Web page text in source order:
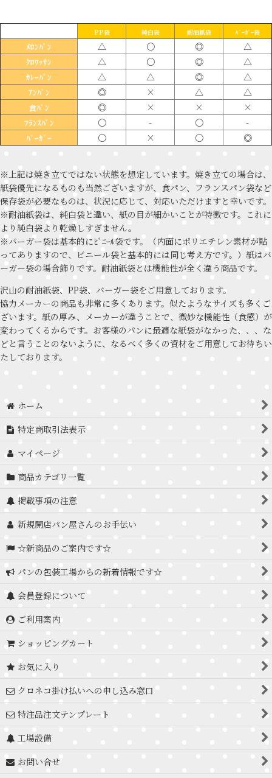
PP袋 純白袋 耐油紙袋 ﾊﾞｰｶﾞｰ袋
ﾒﾛﾝﾊﾟﾝ △ 〇 ◎ △
ｸﾛﾜｯｻﾝ △ 〇 ◎ △
ｶﾚｰﾊﾟﾝ △ △ ◎ △
ｱﾝﾊﾟﾝ ◎ × △ △
食ﾊﾟﾝ ◎ × × ×
ﾌﾗﾝｽﾊﾟﾝ 〇 - 〇 -
ﾊﾞｰｶﾞｰ 〇 × 〇 ◎
※上記は焼き立てではない状態を想定しています。焼き立ての場合は、
紙袋優先になるものも当然ございますが、食パン、フランスパン袋など
保存袋が必要なものは、状況に応じて、対応いただけますと幸いです。
※耐油紙袋は、純白袋と違い、紙の目が細かいことが特徴です。これに
より純白袋より乾燥しすぎません。
※バーガー袋は基本的にﾋﾞﾆｰﾙ袋です。（内面にポリエチレン素材が貼
ってありますので、ビニール袋と基本的には同じ考え方です。）紙はバ
ーガー袋の場合飾りです。耐油紙袋とは機能性が全く違う商品です。
沢山の耐油紙袋、PP袋、バーガー袋をご用意しております。
協力メーカーの商品も非常に多くあります。似たようなサイズも多くご
ざいます。紙の厚み、メーカーが違うことで、微妙な機能性（食感）が
変わってくるからです。お客様のパンに最適な紙袋がなかった、、、な
どと言うことのないように、なるべく多くの資材をご用意してお待ちい
たしております。
ホーム
特定商取引法表示
マイページ
商品カテゴリ一覧
掲載事項の注意
新規開店パン屋さんのお手伝い
☆新商品のご案内です☆
パンの包装工場からの新着情報です☆
会員登録について
ご利用案内
ショッピングカート
お気に入り
クロネコ掛け払いへの申し込み窓口
特注品注文テンプレート
工場設備
お問い合せ